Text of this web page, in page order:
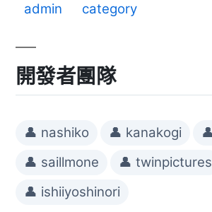
admin category
開發者團隊
👤 nashiko 👤 kanakogi
👤 saillmone
👤 twinpictures
👤 ishiiyoshinori